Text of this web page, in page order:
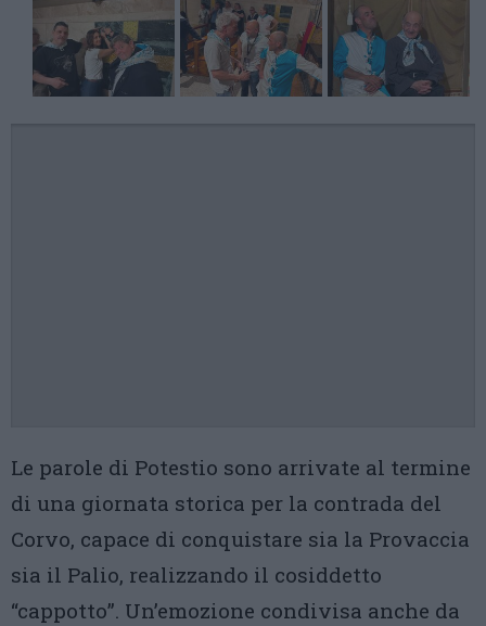
Le parole di Potestio sono arrivate al termine
di una giornata storica per la contrada del
Corvo, capace di conquistare sia la Provaccia
sia il Palio, realizzando il cosiddetto
“cappotto”. Un’emozione condivisa anche da